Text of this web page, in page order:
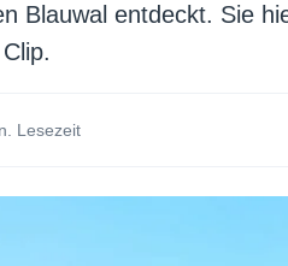
Blauwal entdeckt. Sie
Lesezeit